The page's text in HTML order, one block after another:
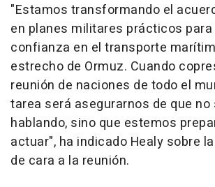
"Estamos transformando el
en planes militares prácticos
confianza en el transporte
estrecho de Ormuz. Cuando
reunión de naciones de todo el
tarea será asegurarnos de que
hablando, sino que estemos
actuar", ha indicado Healy sobre
de cara a la reunión.